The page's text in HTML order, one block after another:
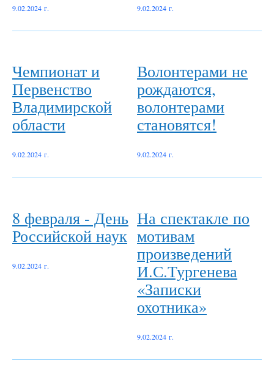
9.02.2024 г. 9.02.2024 г.
Чемпионат и
Первенство
Владимирской
области
9.02.2024 г.
Волонтерами не
рождаются,
волонтерами
становятся!
9.02.2024 г.
8 февраля - День
Российской наук
9.02.2024 г.
На спектакле по
мотивам
произведений
И.С.Тургенева
«Записки
охотника»
9.02.2024 г.